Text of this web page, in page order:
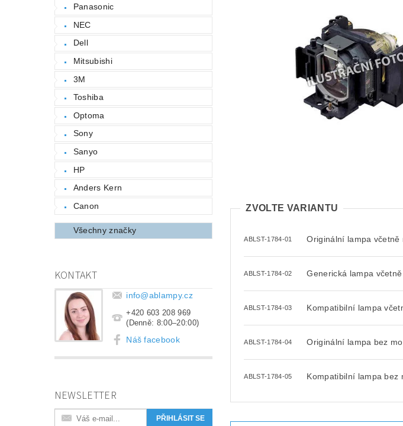
Panasonic
NEC
Dell
Mitsubishi
3M
Toshiba
Optoma
Sony
Sanyo
HP
Anders Kern
Canon
Všechny značky
KONTAKT
info@ablampy.cz
+420 603 208 969
(Denně: 8:00–20:00)
Náš facebook
NEWSLETTER
ZVOLTE VARIANTU
ABLST-1784-01 Originální lampa včetně
ABLST-1784-02 Generická lampa
ABLST-1784-03 Kompatibilní lampa
ABLST-1784-04 Originální lampa bez
ABLST-1784-05 Kompatibilní lampa bez